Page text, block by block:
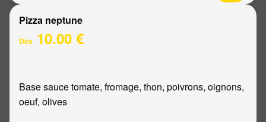
Pizza neptune
Dès 10.00 €
Base sauce tomate, fromage, thon, poivrons, oignons,
oeuf, olives